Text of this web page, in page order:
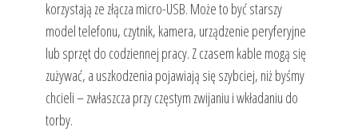
korzystają ze złącza micro-USB. Może to być starszy
model telefonu, czytnik, kamera, urządzenie peryferyjne
lub sprzęt do codziennej pracy. Z czasem kable mogą się
zużywać, a uszkodzenia pojawiają się szybciej, niż byśmy
chcieli – zwłaszcza przy częstym zwijaniu i wkładaniu do
torby.